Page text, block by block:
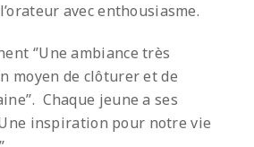
avec enthousiasme.
‘’Une ambiance très
moyen de clôturer et de
Chaque jeune a ses
inspiration pour notre vie